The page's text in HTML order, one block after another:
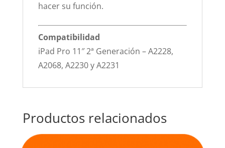
hacer su función.
Compatibilidad
iPad Pro 11″ 2ª Generación – A2228,
A2068, A2230 y A2231
Productos relacionados